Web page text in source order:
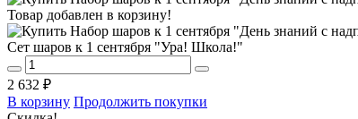
Товар добавлен в корзину!
Сет шаров к 1 сентября "Ура! Школа!"
2 632 ₽
В корзину Продолжить покупки